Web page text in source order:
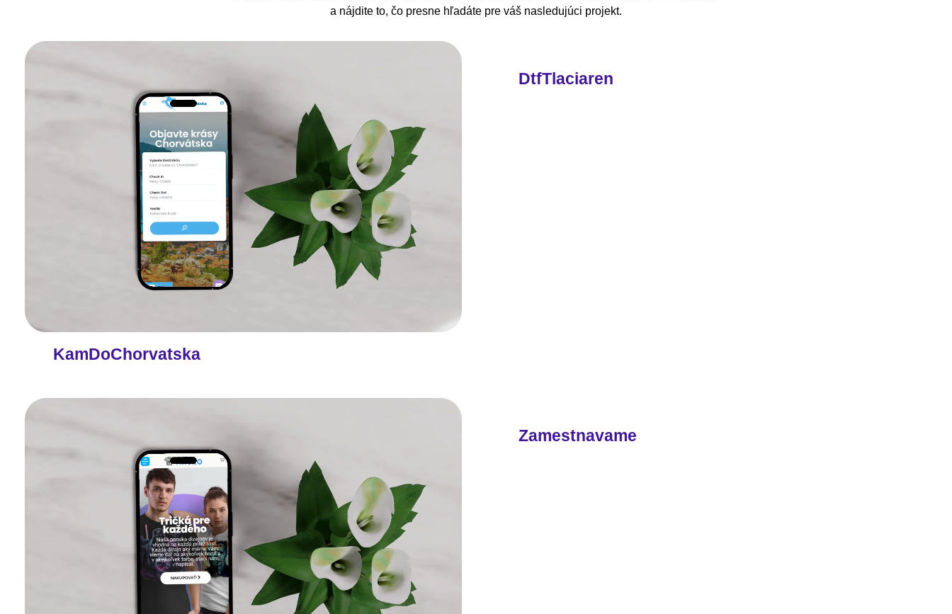
a nájdite to, čo presne hľadáte pre váš nasledujúci projekt.
KamDoChorvatska
DtfTlaciaren
Zamestnavame